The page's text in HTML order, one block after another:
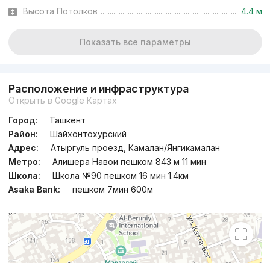
Высота Потолков
4.4 м
Показать все параметры
Расположение и инфраструктура
Открыть в Google Картах
Город:
Ташкент
Район:
Шайхонтохурский
Адрес:
Атыргуль проезд, Камалан/Янгикамалан
Метро:
Алишера Навои пешком 843 м 11 мин
Школа:
Школа №90 пешком 16 мин 1.4км
Asaka Bank:
пешком 7мин 600м